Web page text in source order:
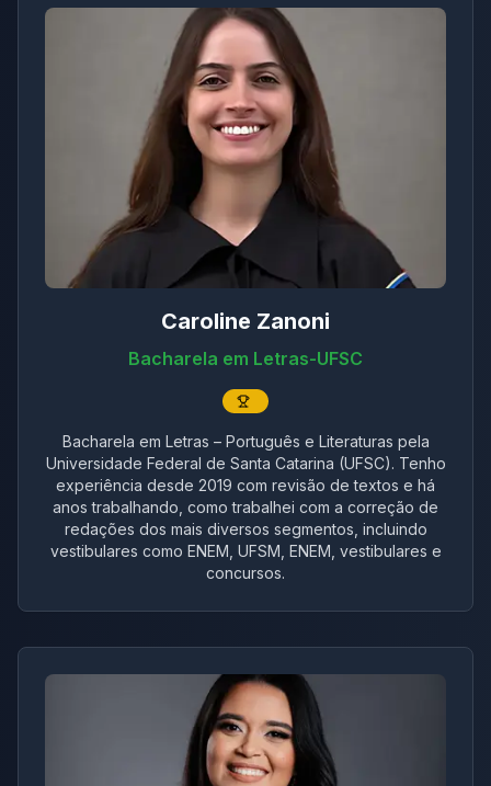
Caroline Zanoni
Bacharela em Letras-UFSC
Bacharela em Letras – Português e Literaturas pela
Universidade Federal de Santa Catarina (UFSC). Tenho
experiência desde 2019 com revisão de textos e há
anos trabalhando, como trabalhei com a correção de
redações dos mais diversos segmentos, incluindo
vestibulares como ENEM, UFSM, ENEM, vestibulares e
concursos.